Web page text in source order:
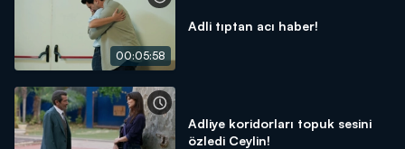
00:05:58
Adli tıptan acı haber!
Adliye koridorları topuk sesini
özledi Ceylin!